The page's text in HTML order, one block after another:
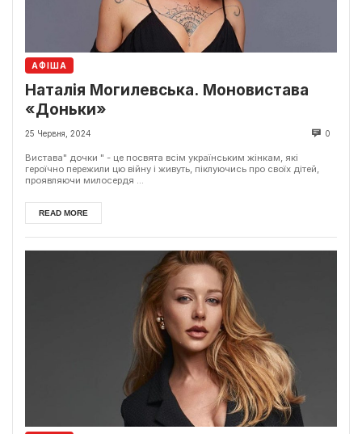
АФІША
Наталія Могилевська. Моновистава
«Доньки»
25 Червня, 2024 0
Вистава" дочки " - це посвята всім українським жінкам, які
героїчно пережили цю війну і живуть, піклуючись про своїх дітей,
проявляючи милосердя ...
READ MORE